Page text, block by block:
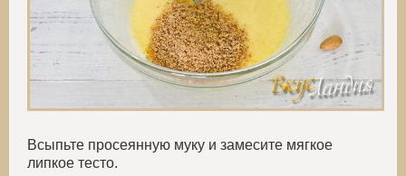
Всыпьте просеянную муку и замесите мягкое
липкое тесто.